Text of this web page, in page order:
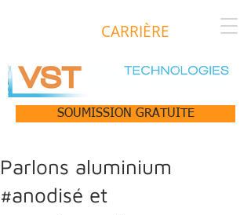
CARRIÈRE
SOUMISSION GRATUITE
Parlons aluminium
#anodisé et